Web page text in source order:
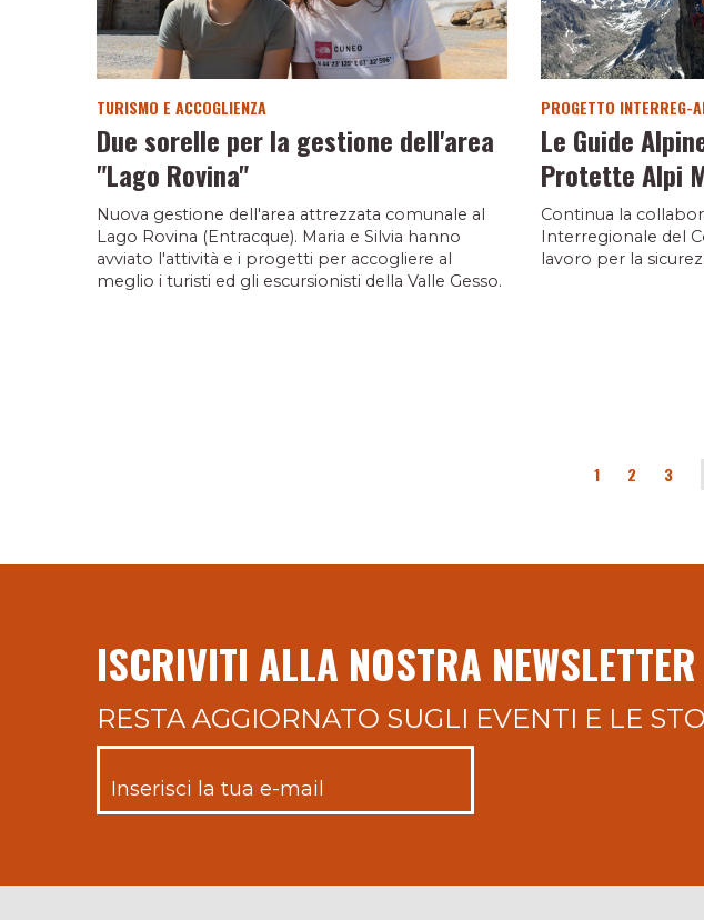
TURISMO E ACCOGLIENZA
Due sorelle per la gestione dell'area
"Lago Rovina"
Nuova gestione dell'area attrezzata comunale al
Lago Rovina (Entracque). Maria e Silvia hanno
avviato l'attività e i progetti per accogliere al
meglio i turisti ed gli escursionisti della Valle Gesso.
PROGETTO INTERREG-
Le Guide
Protette Alpi
Continua la
Interregionale del
lavoro per la
1 2 3
ISCRIVITI ALLA NOSTRA NEWSLETTER
RESTA AGGIORNATO SUGLI EVENTI E LE